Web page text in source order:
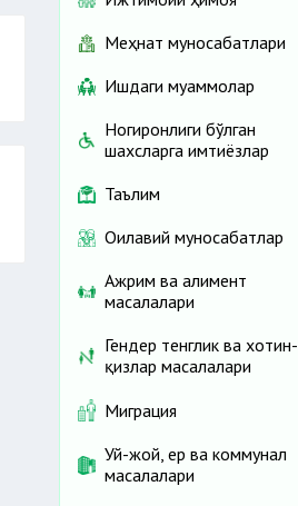
Меҳнат муносабатлари
Ишдаги муаммолар
Ногиронлиги бўлган
шахсларга имтиёзлар
Таълим
Оилавий муносабатлар
Ажрим ва алимент
масалалари
Гендер тенглик ва хотин-
қизлар масалалари
Миграция
Уй-жой, ер ва коммунал
масалалари